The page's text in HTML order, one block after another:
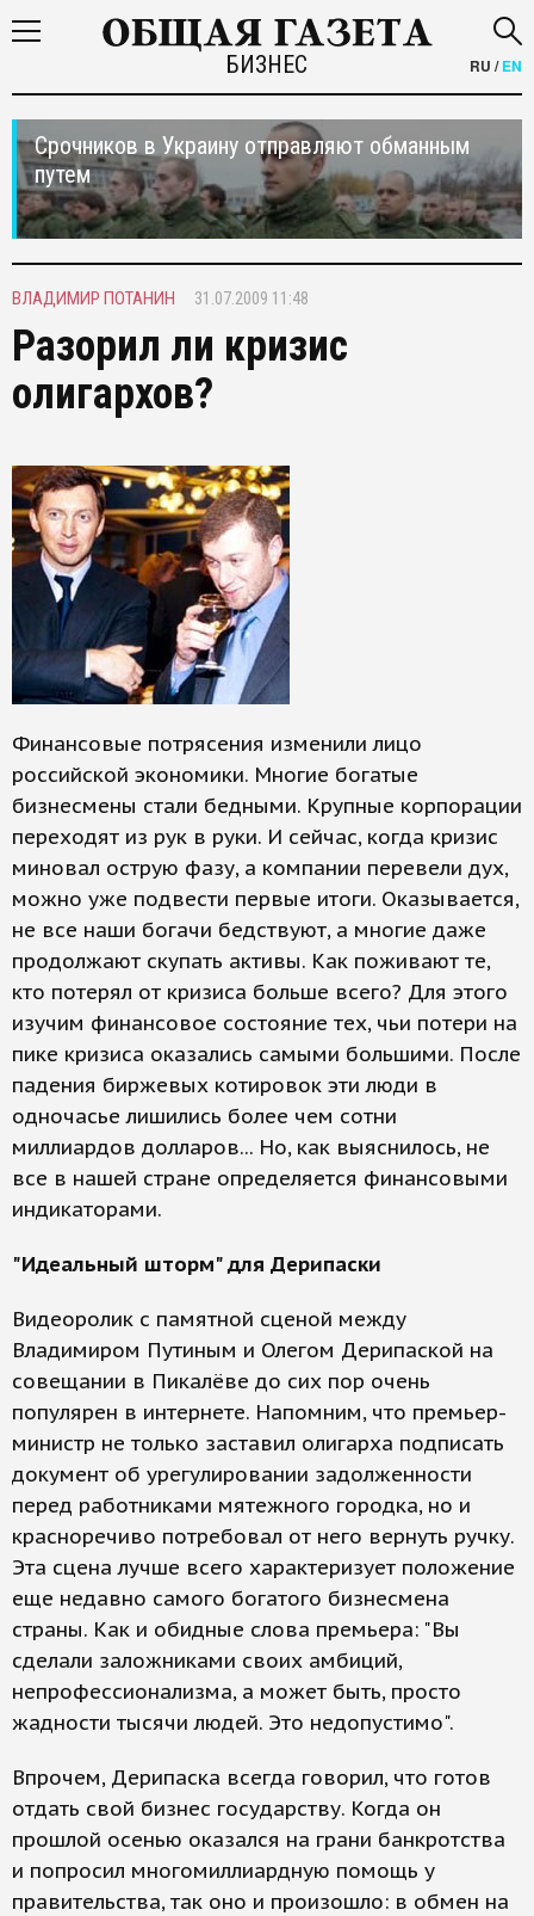
БИЗНЕС RU /EN
Срочников в Украину отправляют обманным
путем
ВЛАДИМИР ПОТАНИН 31.07.2009 11:48
Разорил ли кризис
олигархов?
Финансовые потрясения изменили лицо
российской экономики. Многие богатые
бизнесмены стали бедными. Крупные корпорации
переходят из рук в руки. И сейчас, когда кризис
миновал острую фазу, а компании перевели дух,
можно уже подвести первые итоги. Оказывается,
не все наши богачи бедствуют, а многие даже
продолжают скупать активы. Как поживают те,
кто потерял от кризиса больше всего? Для этого
изучим финансовое состояние тех, чьи потери на
пике кризиса оказались самыми большими. После
падения биржевых котировок эти люди в
одночасье лишились более чем сотни
миллиардов долларов... Но, как выяснилось, не
все в нашей стране определяется финансовыми
индикаторами.
"Идеальный шторм" для Дерипаски
Видеоролик с памятной сценой между
Владимиром Путиным и Олегом Дерипаской на
совещании в Пикалёве до сих пор очень
популярен в интернете. Напомним, что премьер-
министр не только заставил олигарха подписать
документ об урегулировании задолженности
перед работниками мятежного городка, но и
красноречиво потребовал от него вернуть ручку.
Эта сцена лучше всего характеризует положение
еще недавно самого богатого бизнесмена
страны. Как и обидные слова премьера: "Вы
сделали заложниками своих амбиций,
непрофессионализма, а может быть, просто
жадности тысячи людей. Это недопустимо".
Впрочем, Дерипаска всегда говорил, что готов
отдать свой бизнес государству. Когда он
прошлой осенью оказался на грани банкротства
и попросил многомиллиардную помощь у
правительства, так оно и произошло: в обмен на